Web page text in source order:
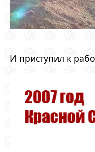
И приступил к